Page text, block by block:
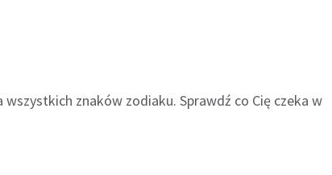
znaków zodiaku. Sprawdź co Cię czeka w